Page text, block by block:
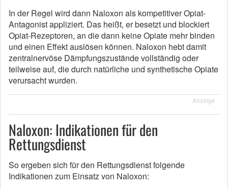
In der Regel wird dann Naloxon als kompetitiver Opiat-
Antagonist appliziert. Das heißt, er besetzt und blockiert
Opiat-Rezeptoren, an die dann keine Opiate mehr binden
und einen Effekt auslösen können. Naloxon hebt damit
zentralnervöse Dämpfungszustände vollständig oder
teilweise auf, die durch natürliche und synthetische Opiate
verursacht wurden.
Anzeige
Naloxon: Indikationen für den
Rettungsdienst
So ergeben sich für den Rettungsdienst folgende
Indikationen zum Einsatz von Naloxon: